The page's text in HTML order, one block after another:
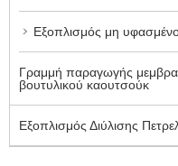
Εξοπλισμός μη
Γραμμή παραγωγής
βουτυλικού καουτσούκ
Εξοπλισμός Διύλισης